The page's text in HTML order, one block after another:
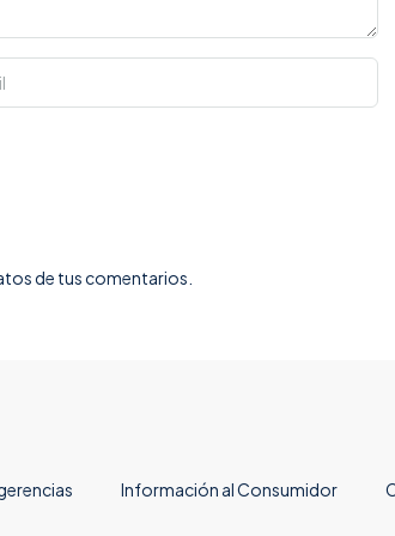
de tus comentarios.
Información al Consumidor